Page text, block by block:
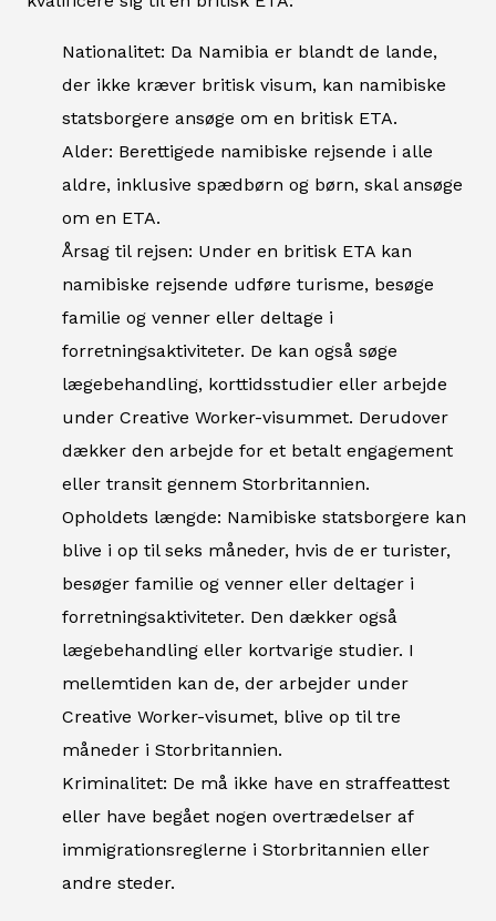
Nationalitet: Da Namibia er blandt de lande,
der ikke kræver britisk visum, kan namibiske
statsborgere ansøge om en britisk ETA.
Alder: Berettigede namibiske rejsende i alle
aldre, inklusive spædbørn og børn, skal ansøge
om en ETA.
Årsag til rejsen: Under en britisk ETA kan
namibiske rejsende udføre turisme, besøge
familie og venner eller deltage i
forretningsaktiviteter. De kan også søge
lægebehandling, korttidsstudier eller arbejde
under Creative Worker-visummet. Derudover
dækker den arbejde for et betalt engagement
eller transit gennem Storbritannien.
Opholdets længde: Namibiske statsborgere kan
blive i op til seks måneder, hvis de er turister,
besøger familie og venner eller deltager i
forretningsaktiviteter. Den dækker også
lægebehandling eller kortvarige studier. I
mellemtiden kan de, der arbejder under
Creative Worker-visumet, blive op til tre
måneder i Storbritannien.
Kriminalitet: De må ikke have en straffeattest
eller have begået nogen overtrædelser af
immigrationsreglerne i Storbritannien eller
andre steder.